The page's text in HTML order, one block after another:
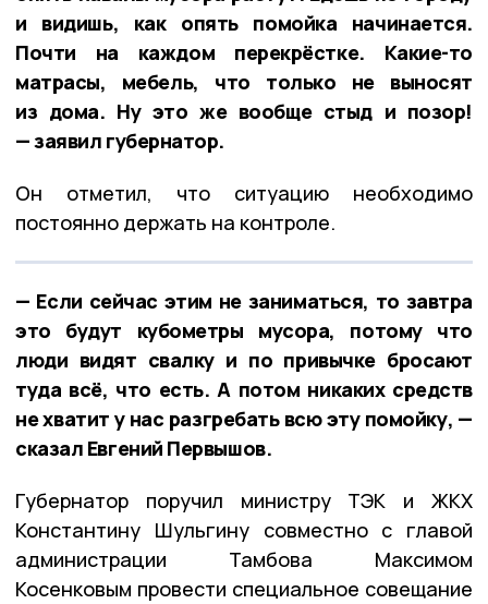
и видишь, как опять помойка начинается.
Почти на каждом перекрёстке. Какие-то
матрасы, мебель, что только не выносят
из дома. Ну это же вообще стыд и позор!
— заявил губернатор.
Он отметил, что ситуацию необходимо
постоянно держать на контроле.
— Если сейчас этим не заниматься, то завтра
это будут кубометры мусора, потому что
люди видят свалку и по привычке бросают
туда всё, что есть. А потом никаких средств
не хватит у нас разгребать всю эту помойку, —
сказал Евгений Первышов.
Губернатор поручил министру ТЭК и ЖКХ
Константину Шульгину совместно с главой
администрации Тамбова Максимом
Косенковым провести специальное совещание